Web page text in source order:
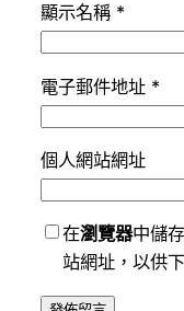
顯示名稱 *
電子郵件地址 *
個人網站網址
在瀏覽器中儲
站網址，以供